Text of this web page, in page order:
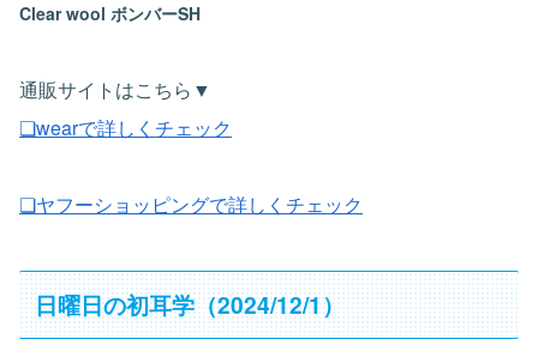
Clear wool ボンバーSH
通販サイトはこちら▼
❏wearで詳しくチェック
❏ヤフーショッピングで詳しくチェック
日曜日の初耳学（2024/12/1）